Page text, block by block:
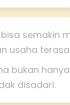
semakin
usaha
bukan
disadari.